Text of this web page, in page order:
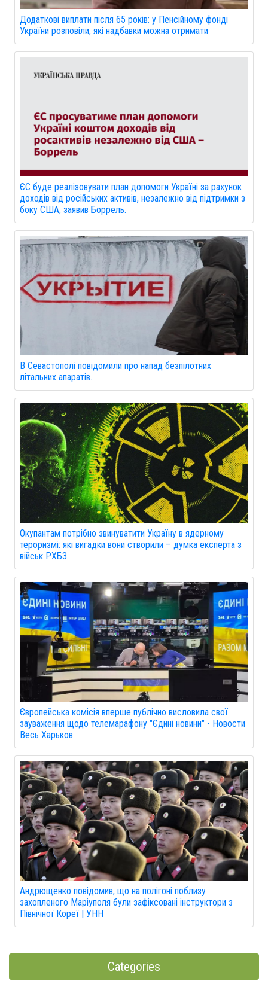
Додаткові виплати після 65 років: у Пенсійному фонді
України розповіли, які надбавки можна отримати
ЄС буде реалізовувати план допомоги Україні за рахунок
доходів від російських активів, незалежно від підтримки з
боку США, заявив Боррель.
В Севастополі повідомили про напад безпілотних
літальних апаратів.
Окупантам потрібно звинуватити Україну в ядерному
тероризмі: які вигадки вони створили – думка експерта з
військ РХБЗ.
Європейська комісія вперше публічно висловила свої
зауваження щодо телемарафону "Єдині новини" - Новости
Весь Харьков.
Андрющенко повідомив, що на полігоні поблизу
захопленого Маріуполя були зафіксовані інструктори з
Північної Кореї | УНН
Categories